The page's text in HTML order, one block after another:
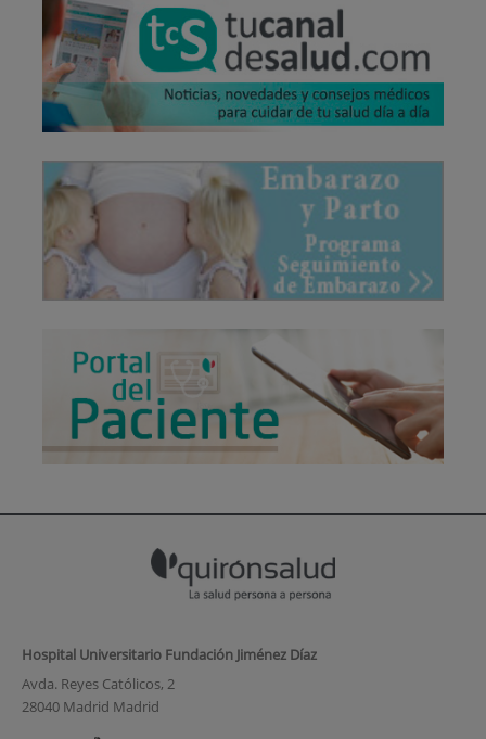
Hospital Universitario Fundación Jiménez Díaz
Avda. Reyes Católicos, 2
28040 Madrid Madrid